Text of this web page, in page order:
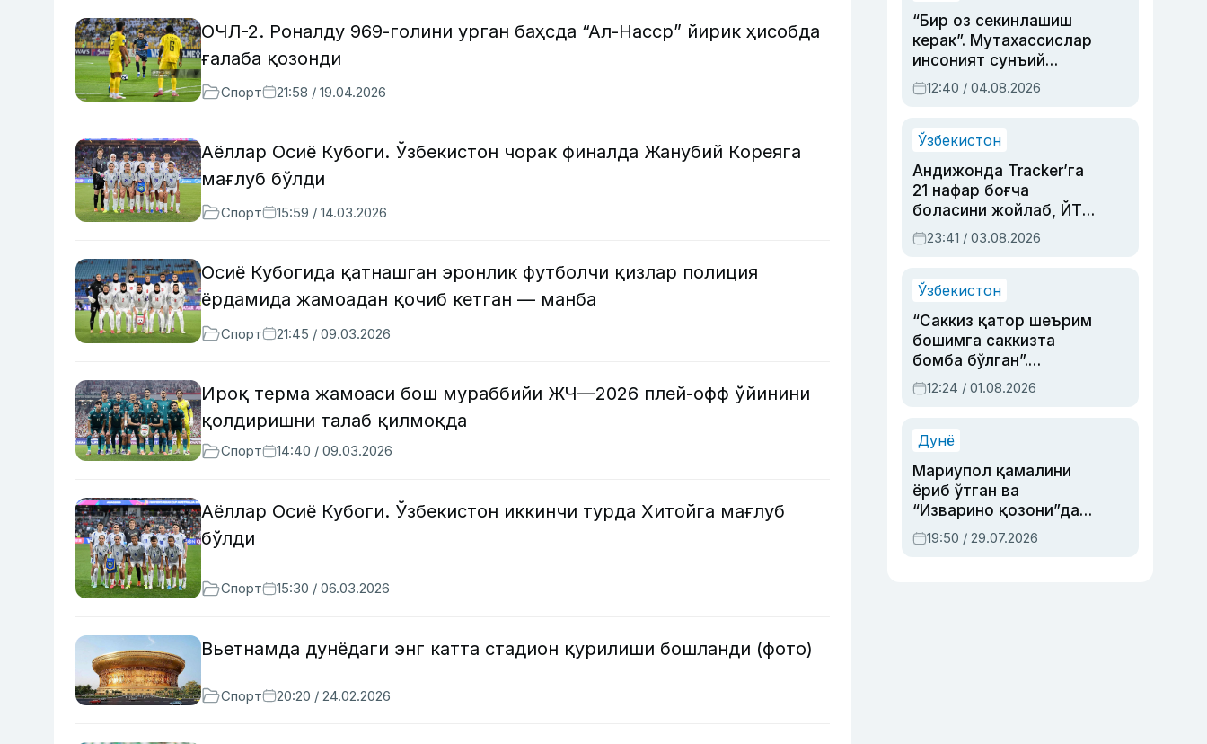
ОЧЛ-2. Роналду 969-голини урган баҳсда “Ал-Насср” йирик ҳисобда
ғалаба қозонди
Спорт 21:58 / 19.04.2026
Аёллар Осиё Кубоги. Ўзбекистон чорак финалда Жанубий Кореяга
мағлуб бўлди
Спорт 15:59 / 14.03.2026
Осиё Кубогида қатнашган эронлик футболчи қизлар полиция
ёрдамида жамоадан қочиб кетган — манба
Спорт 21:45 / 09.03.2026
Ироқ терма жамоаси бош мураббийи ЖЧ—2026 плей-офф ўйинини
қолдиришни талаб қилмоқда
Спорт 14:40 / 09.03.2026
Аёллар Осиё Кубоги. Ўзбекистон иккинчи турда Хитойга мағлуб
бўлди
Спорт 15:30 / 06.03.2026
Вьетнамда дунёдаги энг катта стадион қурилиши бошланди (фото)
Спорт 20:20 / 24.02.2026
“Бир оз секинлашиш
керак”. Мутахассислар
инсоният сунъий
интеллектни бошқара
олмай қолишидан
12:40 / 04.08.2026
Ўзбекистон
Андижонда Tracker’га
21 нафар боғча
боласини жойлаб, ЙТҲ
содир этган аёлга суд
ҳукми ўқилди
23:41 / 03.08.2026
Ўзбекистон
“Саккиз қатор шеърим
бошимга саккизта
бомба бўлган”.
Абдулла Ориповни
сиёсий айбловлардан
12:24 / 01.08.2026
Дунё
Мариупол қамалини
ёриб ўтган ва
“Изварино қозони”дан
чиққан қаҳрамон —
Украина армияси бош
19:50 / 29.07.2026